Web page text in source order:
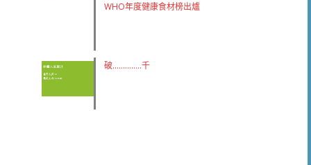
WHO年度健康食材榜出爐
破…………..千